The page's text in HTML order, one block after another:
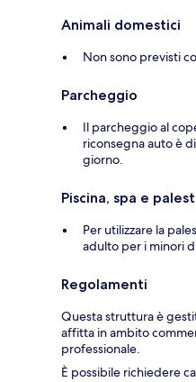
Animali domestici
Non sono previsti
Parcheggio
Il parcheggio al
riconsegna auto è
giorno.
Piscina, spa e
Per utilizzare la
adulto per i minori
Regolamenti
Questa struttura è
affitta in ambito
professionale.
È possibile richiedere